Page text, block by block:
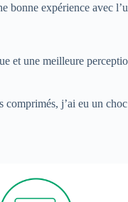
bonne expérience avec
et une meilleure
j’ai eu un